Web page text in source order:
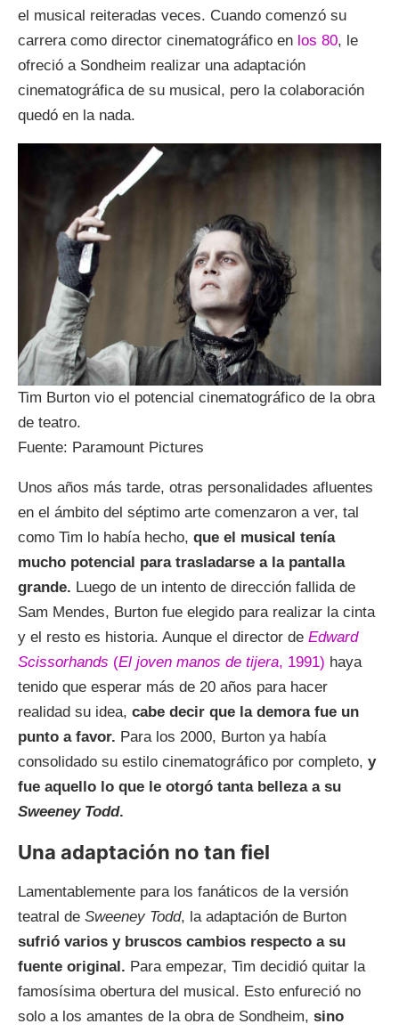
el musical reiteradas veces. Cuando comenzó su
carrera como director cinematográfico en los 80, le
ofreció a Sondheim realizar una adaptación
cinematográfica de su musical, pero la colaboración
quedó en la nada.
Tim Burton vio el potencial cinematográfico de la obra
de teatro.
Fuente: Paramount Pictures
Unos años más tarde, otras personalidades afluentes
en el ámbito del séptimo arte comenzaron a ver, tal
como Tim lo había hecho, que el musical tenía
mucho potencial para trasladarse a la pantalla
grande. Luego de un intento de dirección fallida de
Sam Mendes, Burton fue elegido para realizar la cinta
y el resto es historia. Aunque el director de Edward
Scissorhands (El joven manos de tijera, 1991) haya
tenido que esperar más de 20 años para hacer
realidad su idea, cabe decir que la demora fue un
punto a favor. Para los 2000, Burton ya había
consolidado su estilo cinematográfico por completo, y
fue aquello lo que le otorgó tanta belleza a su
Sweeney Todd.
Una adaptación no tan fiel
Lamentablemente para los fanáticos de la versión
teatral de Sweeney Todd, la adaptación de Burton
sufrió varios y bruscos cambios respecto a su
fuente original. Para empezar, Tim decidió quitar la
famosísima obertura del musical. Esto enfureció no
solo a los amantes de la obra de Sondheim, sino